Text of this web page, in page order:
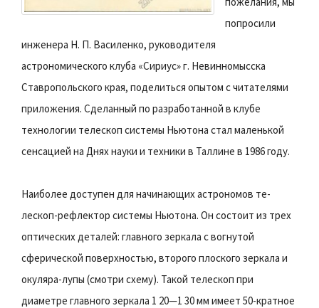
попросили
инженера Н. П. Василенко, руководителя
астрономического клуба «Сириус» г. Невинномысска
Ставропольского края, поделиться опытом с читателями
приложения. Сделанный по разработанной в клубе
технологии телескоп системы Ньютона стал маленькой
сенсацией на Днях науки и техники в Таллине в 1986 году.
Наиболее доступен для начинающих астрономов те-
лескоп-рефлектор системы Ньютона. Он состоит из трех
оптических деталей: главного зеркала с вогнутой
сферической поверхностью, второго плоского зеркала и
окуляра-лупы (смотри схему). Такой телескоп при
диаметре главного зеркала 1 20—1 30 мм имеет 50-кратное